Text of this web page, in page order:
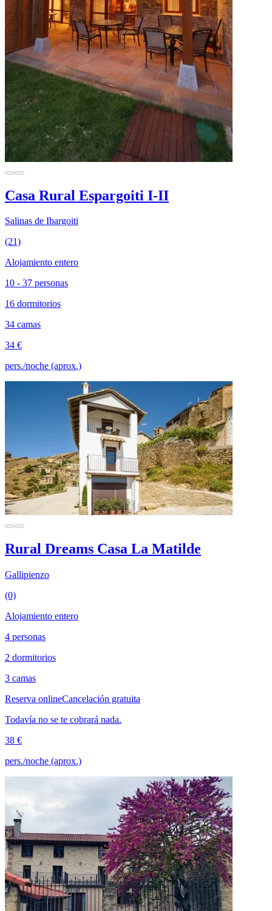
Casa Rural Espargoiti I-II
Salinas de Ibargoiti
(21)
Alojamiento entero
10 - 37 personas
16 dormitorios
34 camas
34 €
pers./noche (aprox.)
Rural Dreams Casa La Matilde
Gallipienzo
(0)
Alojamiento entero
4 personas
2 dormitorios
3 camas
Reserva onlineCancelación gratuita
Todavía no se te cobrará nada.
38 €
pers./noche (aprox.)